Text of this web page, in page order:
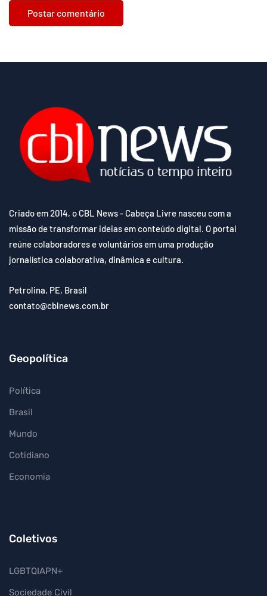
Criado em 2014, o CBL News - Cabeça Livre nasceu com a
missão de transformar ideias em conteúdo digital. O portal
reúne colaboradores e voluntários em uma produção
jornalística colaborativa, dinâmica e cultura.
Petrolina, PE, Brasil
contato@cblnews.com.br
Geopolítica
Política
Brasil
Mundo
Cotidiano
Economia
Coletivos
LGBTQIAPN+
Sociedade Civil